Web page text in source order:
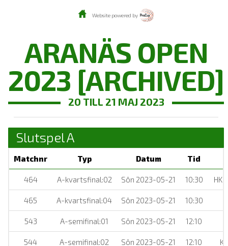
Website powered by
ARANÄS OPEN
2023 [ARCHIVED]
20 TILL 21 MAJ 2023
Slutspel A
Matchnr Typ Datum Tid
464 A-kvartsfinal:02 Sön 2023-05-21 10:30 HK
465 A-kvartsfinal:04 Sön 2023-05-21 10:30
543 A-semifinal:01 Sön 2023-05-21 12:10
544 A-semifinal:02 Sön 2023-05-21 12:10